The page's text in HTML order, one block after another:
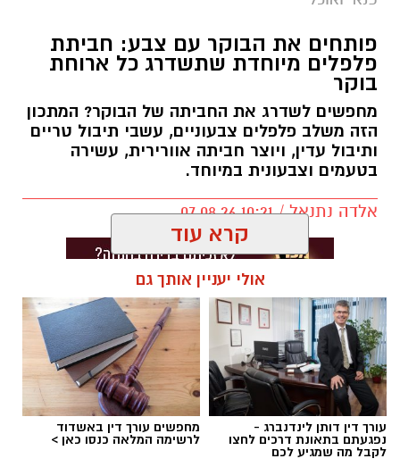
פותחים את הבוקר עם צבע: חביתת
פלפלים מיוחדת שתשדרג כל ארוחת
בוקר
מחפשים לשדרג את החביתה של הבוקר? המתכון
הזה משלב פלפלים צבעוניים, עשבי תיבול טריים
ותיבול עדין, ויוצר חביתה אוורירית, עשירה
בטעמים וצבעונית במיוחד.
אלדה נתנאל / 10:21 07.08.26
תגים:חביתת ירק
קרא עוד
אולי יעניין אותך גם
עורך דין דותן לינדנברג -
נפגעתם בתאונת דרכים לחצו
לקבל מה שמגיע לכם
מחפשים עורך דין באשדוד
לרשימה המלאה כנסו כאן >